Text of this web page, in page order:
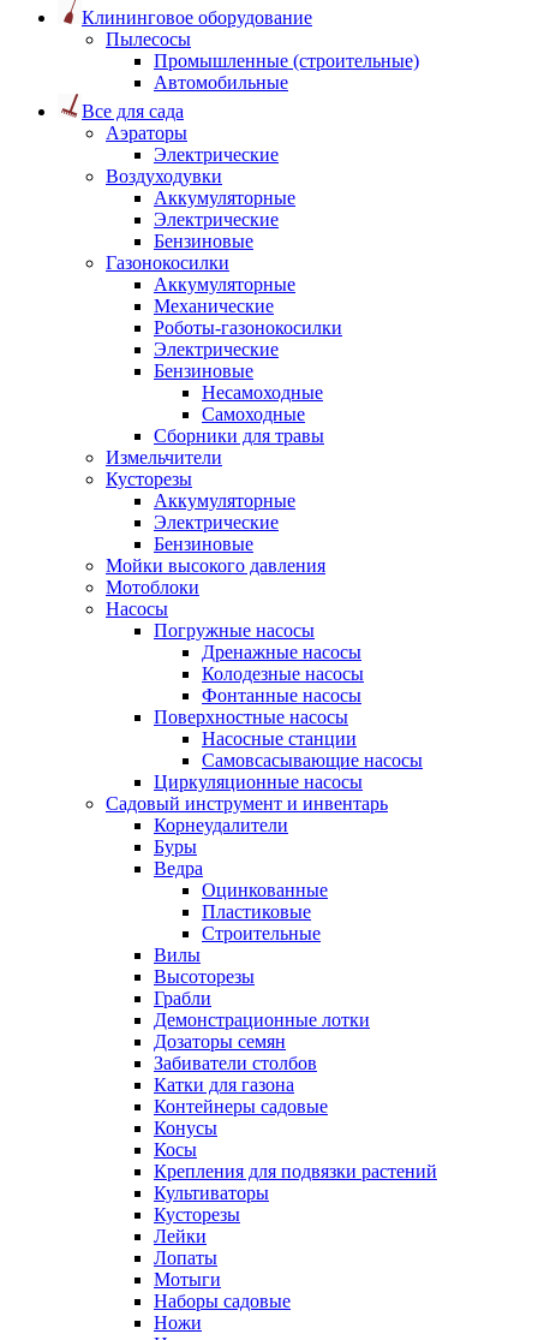
Клининговое оборудование
Пылесосы
Промышленные (строительные)
Автомобильные
Все для сада
Аэраторы
Электрические
Воздуходувки
Аккумуляторные
Электрические
Бензиновые
Газонокосилки
Аккумуляторные
Механические
Роботы-газонокосилки
Электрические
Бензиновые
Несамоходные
Самоходные
Сборники для травы
Измельчители
Кусторезы
Аккумуляторные
Электрические
Бензиновые
Мойки высокого давления
Мотоблоки
Насосы
Погружные насосы
Дренажные насосы
Колодезные насосы
Фонтанные насосы
Поверхностные насосы
Насосные станции
Самовсасывающие насосы
Циркуляционные насосы
Садовый инструмент и инвентарь
Корнеудалители
Буры
Ведра
Оцинкованные
Пластиковые
Строительные
Вилы
Высоторезы
Грабли
Демонстрационные лотки
Дозаторы семян
Забиватели столбов
Катки для газона
Контейнеры садовые
Конусы
Косы
Крепления для подвязки растений
Культиваторы
Кусторезы
Лейки
Лопаты
Мотыги
Наборы садовые
Ножи